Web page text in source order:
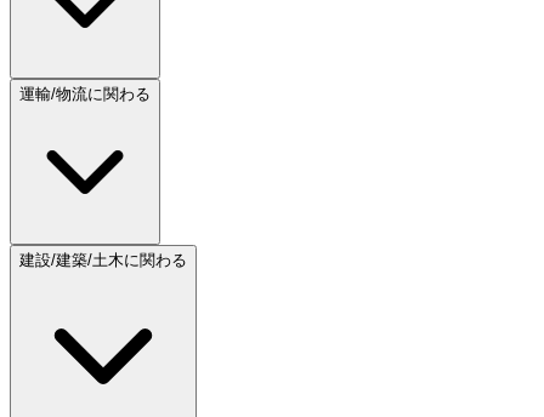
運輸/物流に関わる
建設/建築/土木に関わる